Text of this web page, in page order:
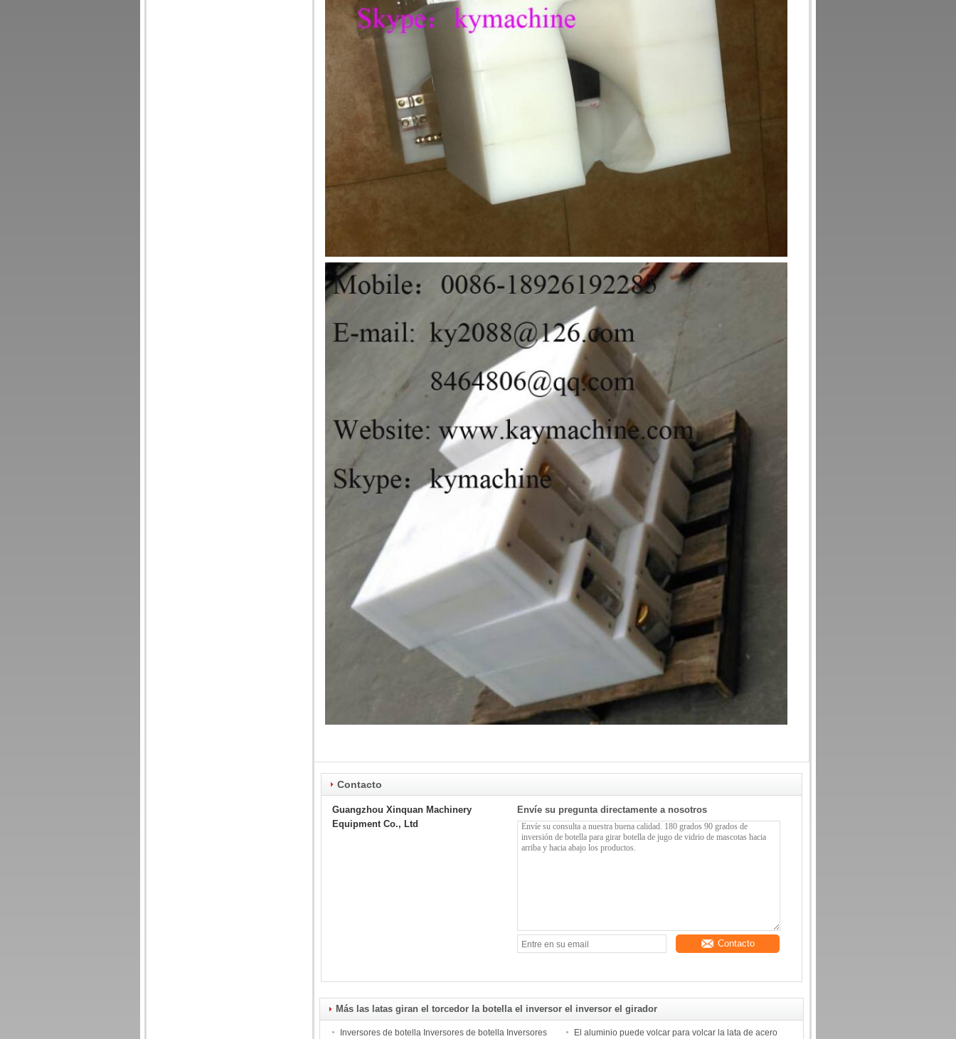
Contacto
Guangzhou Xinquan Machinery
Equipment Co., Ltd
Envíe su pregunta directamente a nosotros
Contacto
Más las latas giran el torcedor la botella el inversor el inversor el girador
Inversores de botella Inversores de botella Inversores El aluminio puede volcar para volcar la lata de acero